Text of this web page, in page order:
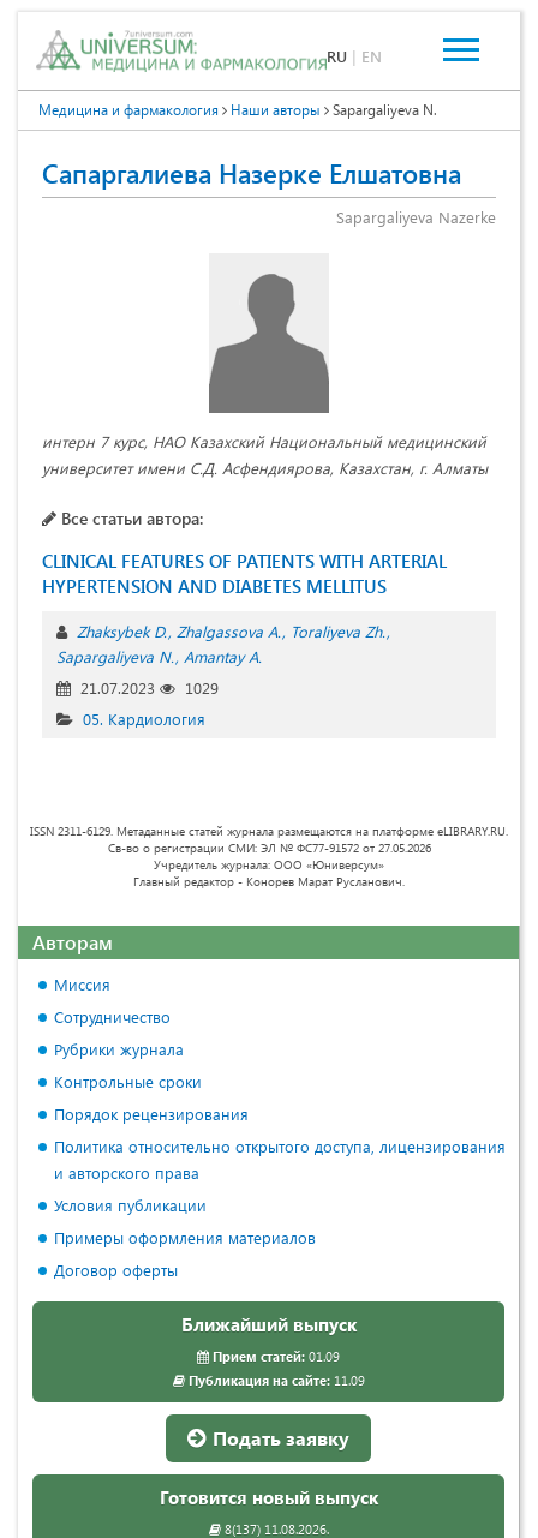
RU | EN
Медицина и фармакология Наши авторы Sapargaliyeva N.
Сапаргалиева Назерке Елшатовна
Sapargaliyeva Nazerke
интерн 7 курс, НАО Казахский Национальный медицинский
университет имени С.Д. Асфендиярова, Казахстан, г. Алматы
Все статьи автора:
CLINICAL FEATURES OF PATIENTS WITH ARTERIAL
HYPERTENSION AND DIABETES MELLITUS
Zhaksybek D. Zhalgassova A.
Toraliyeva Zh.
Sapargaliyeva N. Amantay A.
21.07.2023
1029
05. Кардиология
ISSN 2311-6129. Метаданные статей журнала размещаются на платформе eLIBRARY.RU.
Св-во о регистрации СМИ: ЭЛ № ФС77-91572 от 27.05.2026
Учредитель журнала: ООО «Юниверсум»
Главный редактор - Конорев Марат Русланович.
Авторам
Миссия
Сотрудничество
Рубрики журнала
Контрольные сроки
Порядок рецензирования
Политика относительно открытого доступа, лицензирования
и авторского права
Условия публикации
Примеры оформления материалов
Договор оферты
Ближайший выпуск
Прием статей: 01.09
Публикация на сайте:11.09
Подать заявку
Готовится новый выпуск
8(137) 11.08.2026.